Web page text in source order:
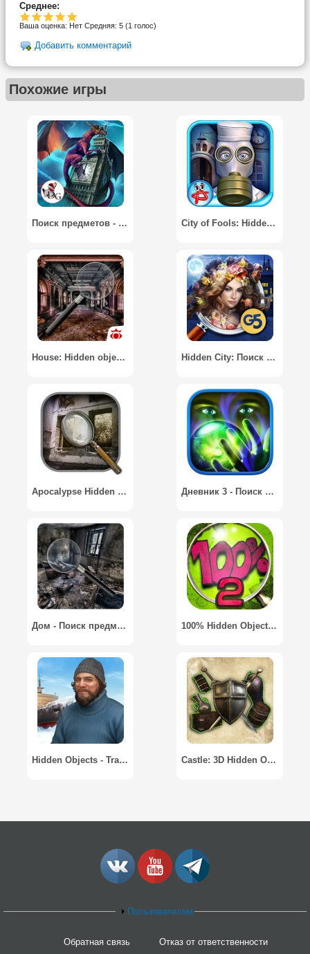
Среднее:
Ваша оценка: Нет Средняя: 5 (1 голос)
Добавить комментарий
Похожие игры
Поиск предметов - Тайный город: Лондон вызывает / Hidden Object Games - Secret City: London Calling City of Fools: Hidden Object / Город Дураков: Поиск Предметов
House: Hidden object 2 - Дом: Поиск предметов 2 Hidden City: Поиск скрытых предметов / Hidden City: Hidden Object Adventure
Apocalypse Hidden Objects / Апокалипсис Поиск Предметов Дневник 3 - Поиск Предметов / Mystic Diary 3: Hidden Object
Дом - Поиск предметов / House - Hidden Object 100% Hidden Objects 2
Hidden Objects - Travel Stories / Поиск Предметов: Путешествия Castle: 3D Hidden Objects / Замок: 3D Поиск предметов
Пользователям
Обратная связь
Отказ от ответственности